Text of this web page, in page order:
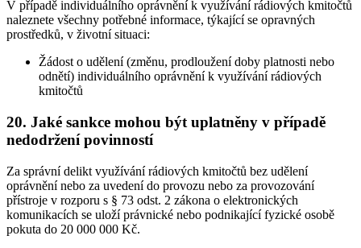
V případě individuálního oprávnění k využívání rádiových kmitočtů
naleznete všechny potřebné informace, týkající se opravných
prostředků, v životní situaci:
Žádost o udělení (změnu, prodloužení doby platnosti nebo
odnětí) individuálního oprávnění k využívání rádiových
kmitočtů
20. Jaké sankce mohou být uplatněny v případě
nedodržení povinností
Za správní delikt využívání rádiových kmitočtů bez udělení
oprávnění nebo za uvedení do provozu nebo za provozování
přístroje v rozporu s § 73 odst. 2 zákona o elektronických
komunikacích se uloží právnické nebo podnikající fyzické osobě
pokuta do 20 000 000 Kč.